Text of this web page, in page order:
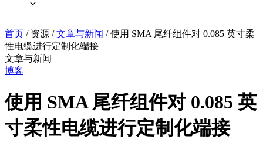
首页 / 资源 / 文章与新闻 / 使用 SMA 尾纤组件对 0.085 英寸柔
性电缆进行定制化端接
文章与新闻
博客
使用 SMA 尾纤组件对 0.085 英
寸柔性电缆进行定制化端接